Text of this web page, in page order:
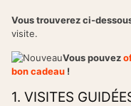
Vous trouverez ci-
visite.
Vous pouvez
bon cadeau !
1. VISITES